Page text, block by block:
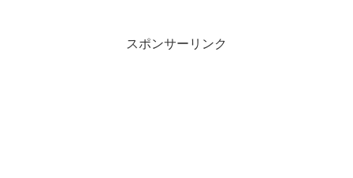
スポンサーリンク